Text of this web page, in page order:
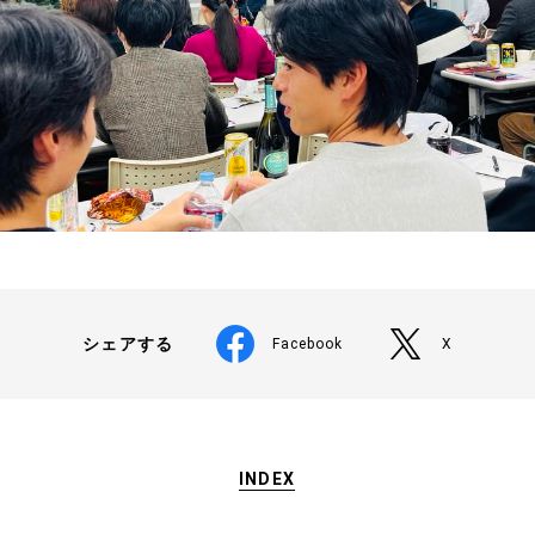
シェアする Facebook X
INDEX